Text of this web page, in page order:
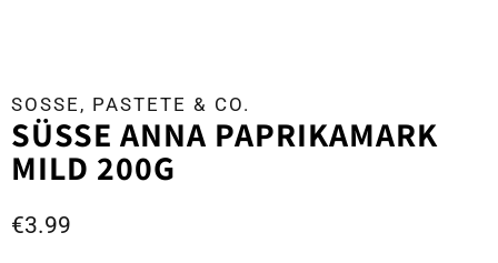
SOSSE, PASTETE & CO.
SÜSSE ANNA PAPRIKAMARK M
ILD 200G
€3.99